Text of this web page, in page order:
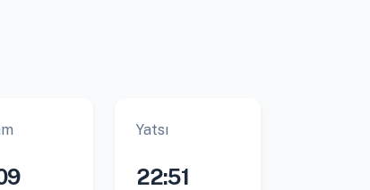
Yatsı
22:51